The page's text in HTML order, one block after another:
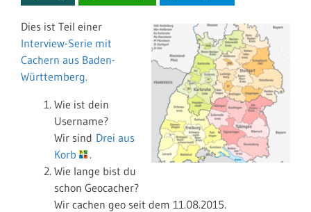
Dies ist Teil einer
Interview-Serie mit
Cachern aus Baden-
Württemberg.
Wie ist dein
Username?
Wir sind Drei aus
Korb
.
Wie lange bist du
schon Geocacher?
Wir cachen geo seit dem 11.08.2015.